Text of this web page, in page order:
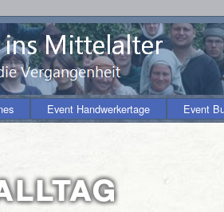
Event Handwerkertage Event